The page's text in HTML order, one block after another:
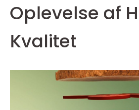
Oplevelse af
Kvalitet